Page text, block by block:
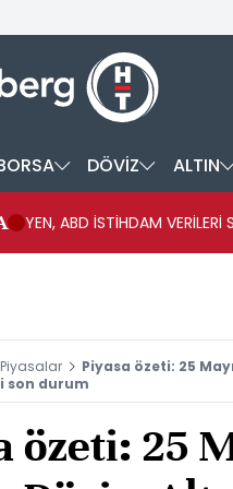
DÖVİZ ALTIN
YEN, ABD İSTİHDAM VERİLERİ
Piyasalar
Piyasa özeti: 25
son durum
özeti: 25